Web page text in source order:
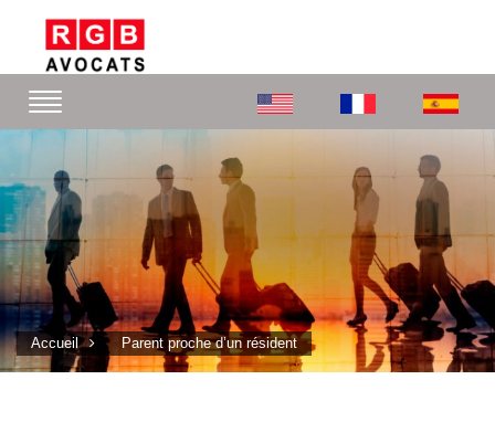
Accueil Parent proche d’un résident